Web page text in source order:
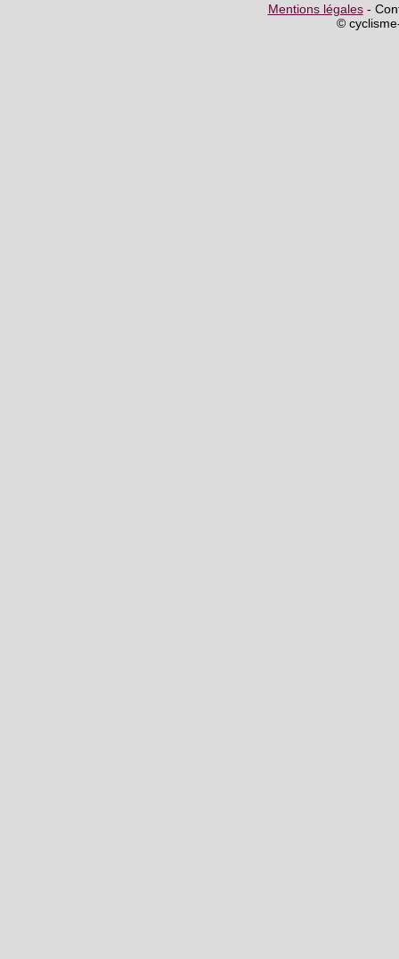
Mentions légales-
©